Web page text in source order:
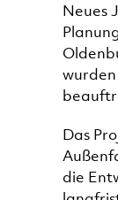
Neues
Das
die